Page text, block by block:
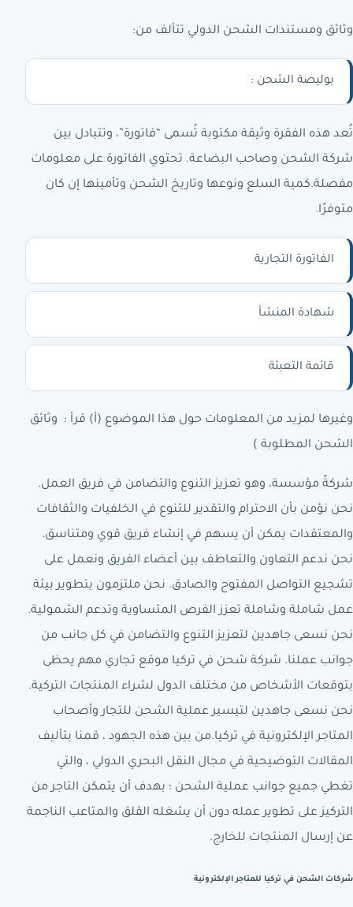
وثائق ومستندات الشحن الدولي تتألف من:
بوليصة الشحن :
تُعد هذه الفقرة وثيقة مكتوبة تُسمى “فاتورة”، وتتبادل بين
شركة الشحن وصاحب البضاعة. تحتوي الفاتورة على معلومات
مفصلة.كمية السلع ونوعها وتاريخ الشحن وتأمينها إن كان
متوفرًا.
الفاتورة التجارية
شهادة المنشأ
قائمة التعبئة
وغيرها لمزيد من المعلومات حول هذا الموضوع (أ) قرأ : وثائق
الشحن المطلوبة )
شركةً مؤسسة، وهو تعزيز التنوع والتضامن في فريق العمل.
نحن نؤمن بأن الاحترام والتقدير للتنوع في الخلفيات والثقافات
والمعتقدات يمكن أن يسهم في إنشاء فريق قوي ومتناسق.
نحن ندعم التعاون والتعاطف بين أعضاء الفريق ونعمل على
تشجيع التواصل المفتوح والصادق. نحن ملتزمون بتطوير بيئة
عمل شاملة وشاملة تعزز الفرص المتساوية وتدعم الشمولية.
نحن نسعى جاهدين لتعزيز التنوع والتضامن في كل جانب من
جوانب عملنا. شركة شحن في تركيا موقع تجاري مهم يحظى
بتوقعات الأشخاص من مختلف الدول لشراء المنتجات التركية.
نحن نسعى جاهدين لتيسير عملية الشحن للتجار وأصحاب
المتاجر الإلكترونية في تركيا.من بين هذه الجهود ، قمنا بتأليف
المقالات التوضيحية في مجال النقل البحري الدولي ، والتي
تغطي جميع جوانب عملية الشحن ؛ بهدف أن يتمكن التاجر من
التركيز على تطوير عمله دون أن يشغله القلق والمتاعب الناجمة
عن إرسال المنتجات للخارج.
شركات الشحن في تركيا للمتاجر الإلكترونية